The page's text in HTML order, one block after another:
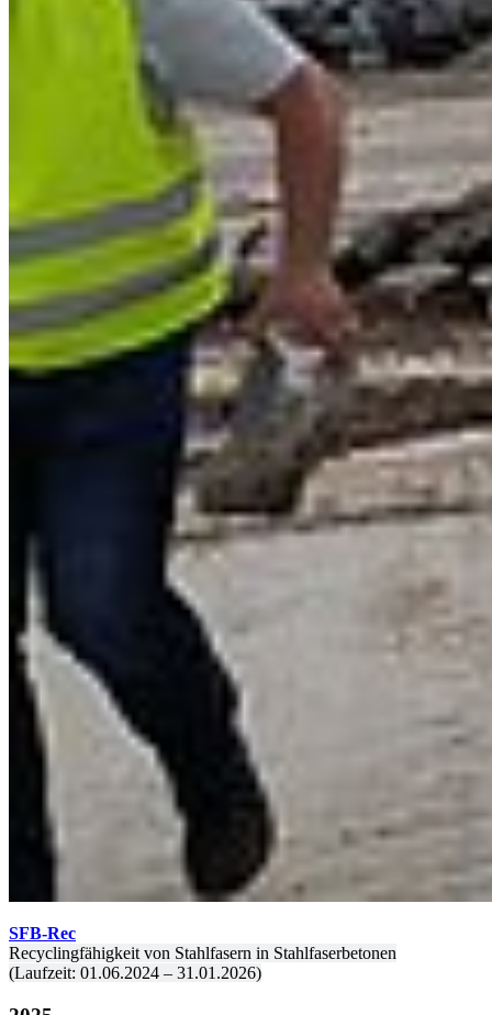
SFB-Rec
Recyclingfähigkeit von Stahlfasern in Stahlfaserbetonen
(Laufzeit: 01.06.2024 – 31.01.2026)